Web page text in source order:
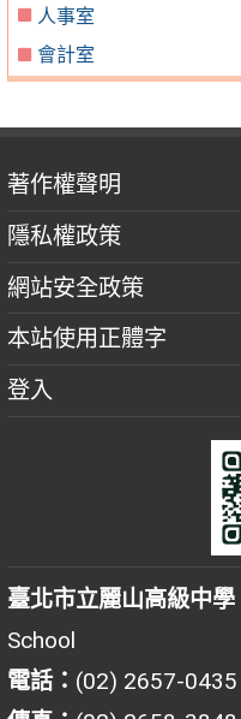
人事室
會計室
著作權聲明
隱私權政策
網站安全政策
本站使用正體字
登入
臺北市立麗山高級中學
School
電話： (02) 2657-0435